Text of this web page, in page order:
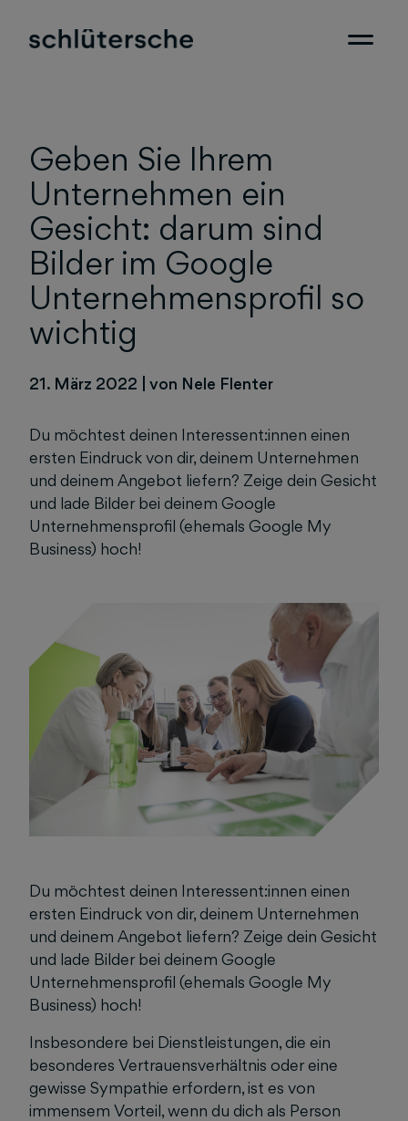
Geben Sie Ihrem
Unternehmen ein
Gesicht: darum sind
Bilder im Google
Unternehmensprofil so
wichtig
21. März 2022 von Nele Flenter
Du möchtest deinen Interessent:innen einen
ersten Eindruck von dir, deinem Unternehmen
und deinem Angebot liefern? Zeige dein Gesicht
und lade Bilder bei deinem Google
Unternehmensprofil (ehemals Google My
Business) hoch!
Du möchtest deinen Interessent:innen einen
ersten Eindruck von dir, deinem Unternehmen
und deinem Angebot liefern? Zeige dein Gesicht
und lade Bilder bei deinem Google
Unternehmensprofil (ehemals Google My
Business) hoch!
Insbesondere bei Dienstleistungen, die ein
besonderes Vertrauensverhältnis oder eine
gewisse Sympathie erfordern, ist es von
immensem Vorteil, wenn du dich als Person